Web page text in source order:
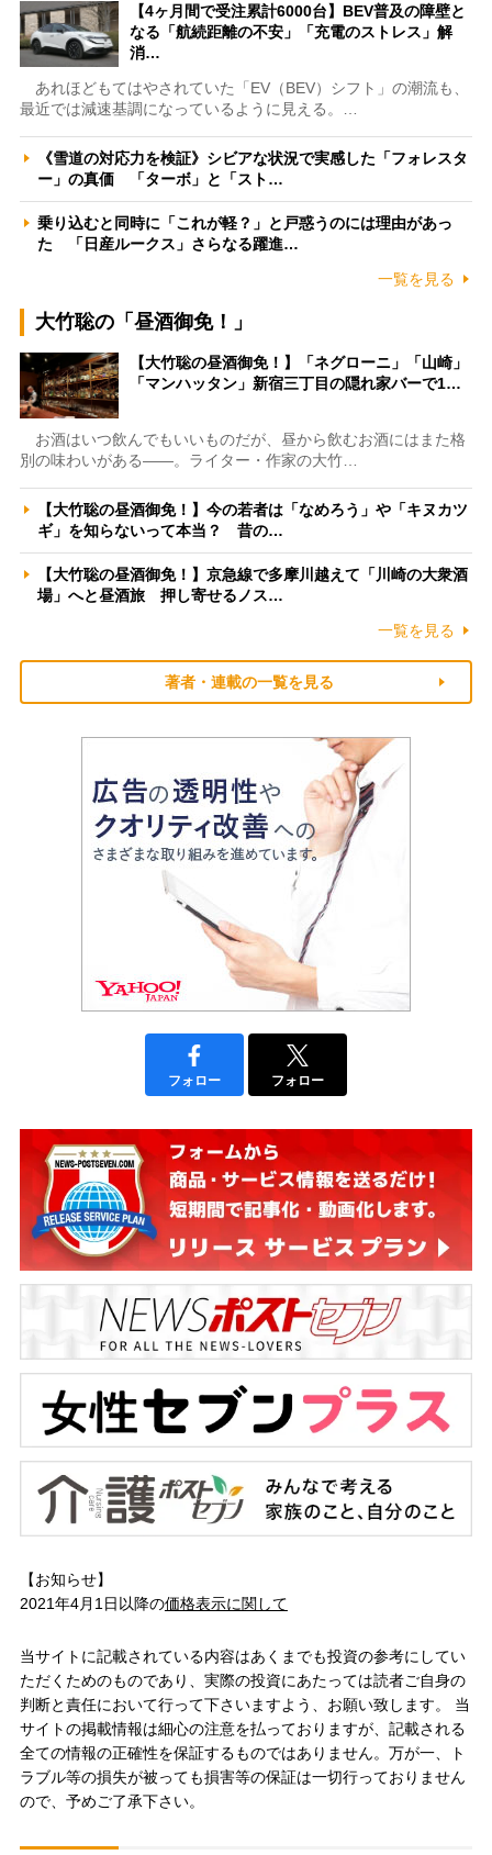
【4ヶ月間で受注累計6000台】BEV普及の障壁と
なる「航続距離の不安」「充電のストレス」解
消…
あれほどもてはやされていた「EV（BEV）シフト」の潮流も、
最近では減速基調になっているように見える。…
《雪道の対応力を検証》シビアな状況で実感した「フォレスタ
ー」の真価 「ターボ」と「スト…
乗り込むと同時に「これが軽？」と戸惑うのには理由があっ
た 「日産ルークス」さらなる躍進…
一覧を見る
大竹聡の「昼酒御免！」
【大竹聡の昼酒御免！】「ネグローニ」「山崎」
「マンハッタン」新宿三丁目の隠れ家バーで1…
お酒はいつ飲んでもいいものだが、昼から飲むお酒にはまた格
別の味わいがある――。ライター・作家の大竹…
【大竹聡の昼酒御免！】今の若者は「なめろう」や「キヌカツ
ギ」を知らないって本当？ 昔の…
【大竹聡の昼酒御免！】京急線で多摩川越えて「川崎の大衆酒
場」へと昼酒旅 押し寄せるノス…
一覧を見る
著者・連載の一覧を見る
フォロー フォロー
【お知らせ】
2021年4月1日以降の価格表示に関して
当サイトに記載されている内容はあくまでも投資の参考にしてい
ただくためのものであり、実際の投資にあたっては読者ご自身の
判断と責任において行って下さいますよう、お願い致します。 当
サイトの掲載情報は細心の注意を払っておりますが、記載される
全ての情報の正確性を保証するものではありません。万が一、ト
ラブル等の損失が被っても損害等の保証は一切行っておりません
ので、予めご了承下さい。